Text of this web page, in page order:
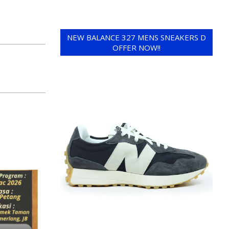
NEW BALANCE 327 MENS SNEAKERS D
OFFER NOW!!